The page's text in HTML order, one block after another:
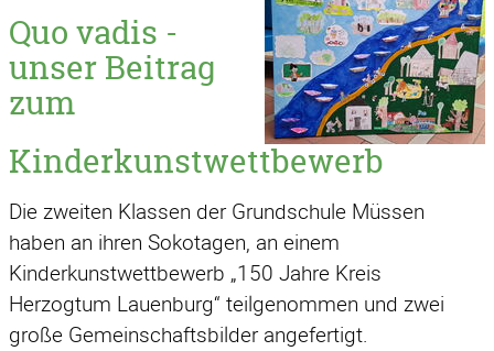
Sportunterricht
Quo vadis -
unser Beitrag
zum
Kinderkunstwettbewerb
Die zweiten Klassen der Grundschule Müssen
haben an ihren Sokotagen, an einem
Kinderkunstwettbewerb „150 Jahre Kreis
Herzogtum Lauenburg“ teilgenommen und zwei
große Gemeinschaftsbilder angefertigt.